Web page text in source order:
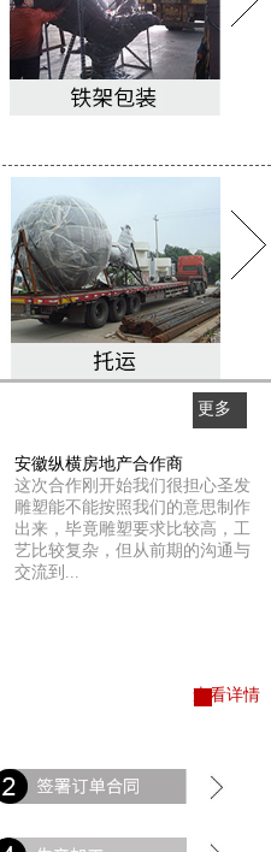
更多
查看详情
安徽纵横房地产合作商
这次合作刚开始我们很担心圣发
雕塑能不能按照我们的意思制作
出来，毕竟雕塑要求比较高，工
艺比较复杂，但从前期的沟通与
交流到...